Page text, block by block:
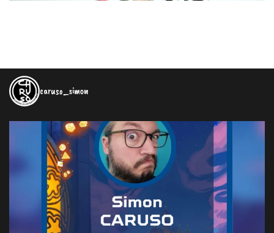
caruso_simon